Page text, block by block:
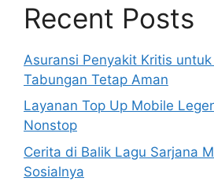
Recent Posts
Asuransi Penyakit Kritis
Tabungan Tetap Aman
Layanan Top Up Mobile
Nonstop
Cerita di Balik Lagu Sarjana
Sosialnya